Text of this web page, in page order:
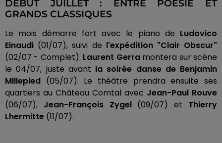
DÉBUT JUILLET : ENTRE POÉSIE ET
GRANDS CLASSIQUES
Le mois démarre fort avec le piano de Ludovico
Einaudi (01/07), suivi de l'expédition "Clair Obscur"
(02/07 - Complet). Laurent Gerramontera sur scène
le 04/07, juste avant la soirée danse de Benjamin
Millepied (05/07). Le théâtre prendra ensuite ses
quartiers au Château Comtal avec Jean-Paul Rouve
(06/07), Jean-François Zygel(09/07) et Thierry
Lhermitte (11/07).